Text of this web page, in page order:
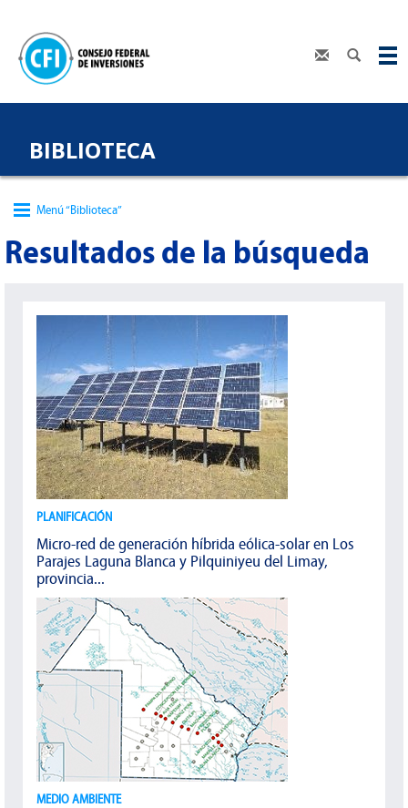
BIBLIOTECA
Menú “Biblioteca”
Resultados de la búsqueda
PLANIFICACIÓN
Micro-red de generación híbrida eólica-solar en Los
Parajes Laguna Blanca y Pilquiniyeu del Limay,
provincia...
MEDIO AMBIENTE